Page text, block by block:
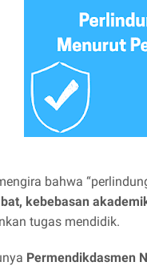
bahwa
kebebasan
tugas mendidik.
Permendikdasmen